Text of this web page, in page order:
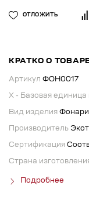
ОТЛОЖИТЬ
КРАТКО О
Артикул ФОН0017
X - Базовая единица
Вид изделия
Производитель
Сертификация
Страна
Подробнее